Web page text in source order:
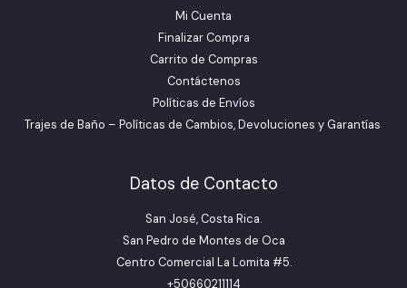
Mi Cuenta
Finalizar Compra
Carrito de Compras
Contáctenos
Políticas de Envíos
Trajes de Baño – Políticas de Cambios, Devoluciones y Garantías
Datos de Contacto
San José, Costa Rica.
San Pedro de Montes de Oca
Centro Comercial La Lomita #5.
+50660211114